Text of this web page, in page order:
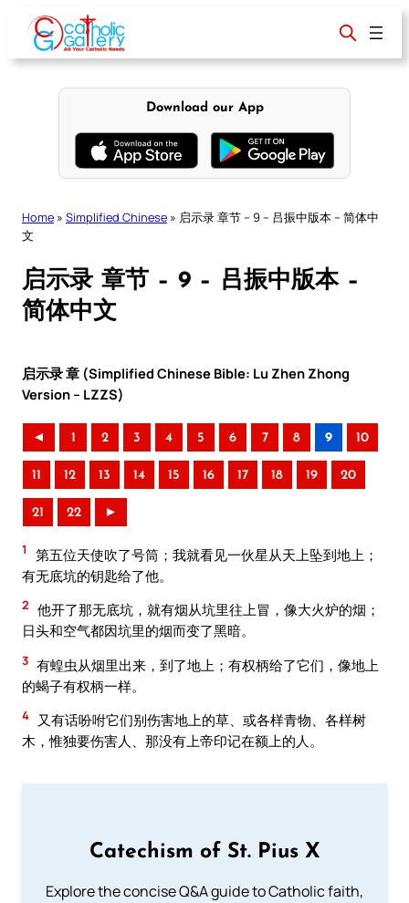
content
Download our App
Home » Simplified Chinese » 启示录 章节 – 9 – 吕振中版本 – 简体中
文
启示录 章节 – 9 – 吕振中版本 –
简体中文
启示录 章 (Simplified Chinese Bible: Lu Zhen Zhong
Version – LZZS)
◄ 1 2 3 4 5 6 7 8 9 10
11 12 13 14 15 16 17 18 19 20
21 22 ►
1
第五位天使吹了号筒；我就看见一伙星从天上坠到地上；
有无底坑的钥匙给了他。
2 他开了那无底坑，就有烟从坑里往上冒，像大火炉的烟；
日头和空气都因坑里的烟而变了黑暗。
3 有蝗虫从烟里出来，到了地上；有权柄给了它们，像地上
的蝎子有权柄一样。
4
又有话吩咐它们别伤害地上的草、或各样青物、各样树
木，惟独要伤害人、那没有上帝印记在额上的人。
Catechism of St. Pius X
Explore the concise Q&A guide to Catholic faith,